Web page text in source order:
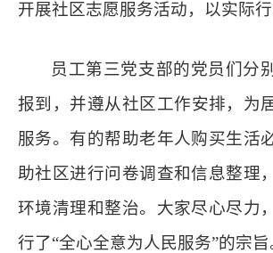
开展社区志愿服务活动， 以实际
员工第三党支部的党员们分
报到 ， 并遵从社区工作安排， 为
服务。有的帮助老年人购买生活
助社区进行问卷调查和信息整理
环境清理和整治。大家尽心尽力
行了“全心全意为人民服务”的宗旨